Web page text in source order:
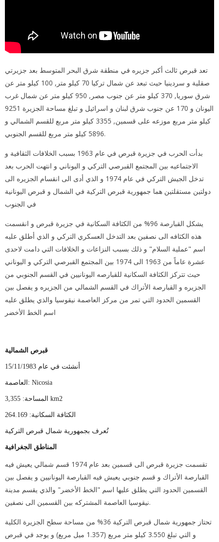
تعد قبرص ثالث أكبر جزيره في منطقة شرق البحر المتوسط بعد جزيرتي
صقلية و سردينيا حيث تبعد عن شمال تركيا 70 كيلو متر, 100 كيلو متر عن
شرق سوريا, 370 كيلو متر عن جنوب مصر, 950 كيلو متر عن شمال غرب
اليونان و 170 عن جنوب شرق لبنان و اسرائيل و تبلغ مساحة الجزيرة 9251
كيلو متر مربع موزعه على قسمين, 3355 كيلو متر مربع للقسم الشمالي و
5896 كيلو متر مربع للقسم الجنوبي.
بدأت الحرب في جزيرة قبرص في عام 1963 بسبب الخلافات الثقافية و
الاجتماعيه بين المجتمع القبرصي التركي و اليوناني و انتهت الحرب بعد
تدخل الجيش التركي في عام 1974 و الذي أدى الى انقسام الجزيره الى
دولتين مستقلتين هما جمهورية قبرص التركية في الشمال و قبرص اليونانية
في الجنوب
يشكل القبارصة 96% من الكثافة السكانية في جزيرة قبرص و انقسمت
هذه الكثافه الى نصفين بعد التدخل العسكري التركي و الذي أطلق عليه
اسم "عملية السلام" و ذلك بسبب النزاعات و الخلافات التي دامت لاحدى
عشرة عاماً من 1963 الى 1974 بين المجتمع القبرصي التركي و اليوناني
حيث تتركز الكثافة السكانية للقبارصه اليونانيين في القسم الجنوبي من
الجزيره و القبارصة الأتراك في القسم الشمالي من الجزيره و يفصل بين
القسمين الحدود التي تمر من مركز العاصمة نيقوسيا والذي يطلق عليه
اسم الخط الأخضر
قبرص الشمالية
أنشئت في عام 15/11/1983
العاصمة: Nicosia
المساحة: 3,355 km2
الكثافة السكانية: 264.169
تُعرف بجمهورية شمال قبرص التركية
المناطق الجغرافية
تقسمت جزيرة قبرص الى قسمين بعد عام 1974 قسم شمالي يعيش فيه
القبارصة الأتراك و قسم جنوبي يعيش فيه القبارصة اليونانيين و يفصل بين
القسمين الحدود التي يطلق عليها اسم "الخط الأخضر" والذي يقسم مدينة
نيقوسيا العاصمة المشتركه بين القسمين الى نصفين.
تحتاز جمهورية شمال قبرص التركية 36% من مساحة سطح الجزيرة الكلية
و التي تبلغ 3.550 كيلو متر مربع (1.357 ميل مربع) و يوجد في قبرص